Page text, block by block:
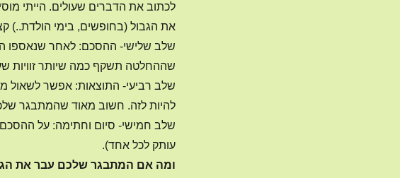
לכתוב את הדברים שעולים. הייתי
את הגבול (בחופשים, בימי הולדת..)
שלב שלישי- ההסכם: לאחר שנאספו
שההחלטה תשקף כמה שיותר זוויות
שלב רביעי- התוצאות: אפשר לשאול
להיות לזה. חשוב מאוד שהמתבגר
שלב חמישי- סיום וחתימה: על
עותק לכל אחד).
ומה אם המתבגר שלכם עבר את